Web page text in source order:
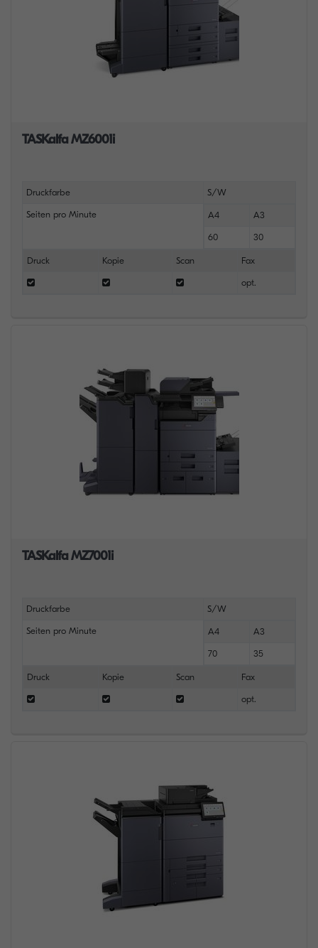
TASKalfa MZ6001i
Druckfarbe S/W
Seiten pro Minute A4 A3
60 30
Druck Kopie Scan Fax
opt.
TASKalfa MZ7001i
Druckfarbe S/W
Seiten pro Minute A4 A3
70 35
Druck Kopie Scan Fax
opt.